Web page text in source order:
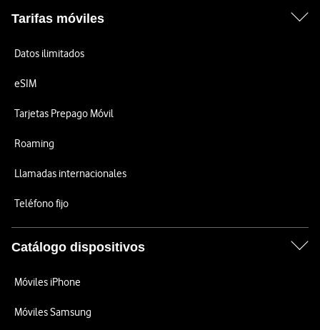
Tarifas móviles
Datos ilimitados
eSIM
Tarjetas Prepago Móvil
Roaming
Llamadas internacionales
Teléfono fijo
Catálogo dispositivos
Móviles iPhone
Móviles Samsung